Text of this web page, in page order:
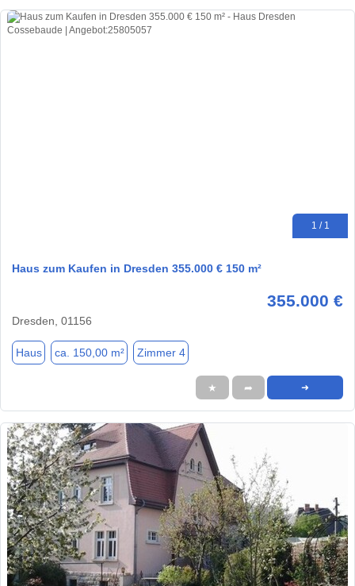
1 / 1
Haus zum Kaufen in Dresden 355.000 € 150 m²
355.000 €
Dresden, 01156
Haus ca. 150,00 m² Zimmer 4
★ ➦ ➜